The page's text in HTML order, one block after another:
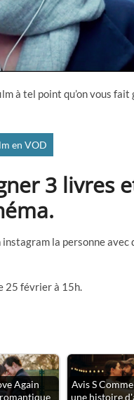
à tel point qu’on vous
en VOD
3 livres
la personne
25 février à 15h.
Again
Avis S
une histoire